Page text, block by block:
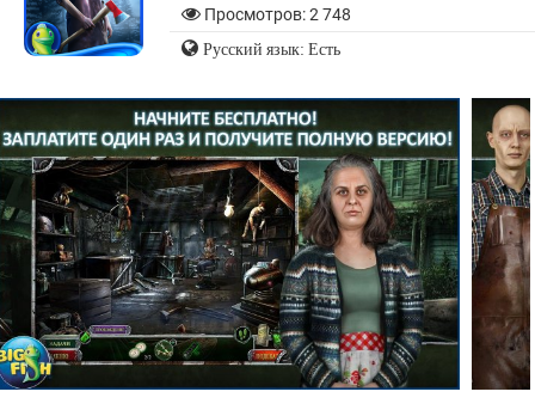
Просмотров: 2 748
Русский язык: Есть